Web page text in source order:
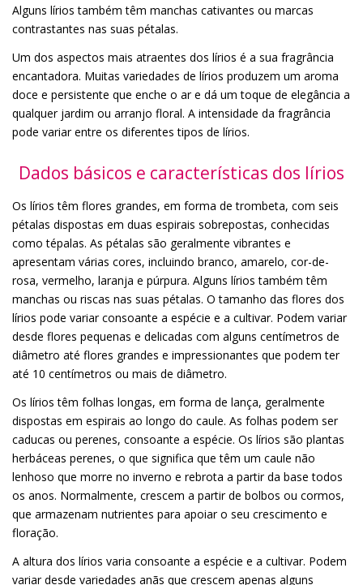
Alguns lírios também têm manchas cativantes ou marcas
contrastantes nas suas pétalas.
Um dos aspectos mais atraentes dos lírios é a sua fragrância
encantadora. Muitas variedades de lírios produzem um aroma
doce e persistente que enche o ar e dá um toque de elegância a
qualquer jardim ou arranjo floral. A intensidade da fragrância
pode variar entre os diferentes tipos de lírios.
Dados básicos e características dos lírios
Os lírios têm flores grandes, em forma de trombeta, com seis
pétalas dispostas em duas espirais sobrepostas, conhecidas
como tépalas. As pétalas são geralmente vibrantes e
apresentam várias cores, incluindo branco, amarelo, cor-de-
rosa, vermelho, laranja e púrpura. Alguns lírios também têm
manchas ou riscas nas suas pétalas. O tamanho das flores dos
lírios pode variar consoante a espécie e a cultivar. Podem variar
desde flores pequenas e delicadas com alguns centímetros de
diâmetro até flores grandes e impressionantes que podem ter
até 10 centímetros ou mais de diâmetro.
Os lírios têm folhas longas, em forma de lança, geralmente
dispostas em espirais ao longo do caule. As folhas podem ser
caducas ou perenes, consoante a espécie. Os lírios são plantas
herbáceas perenes, o que significa que têm um caule não
lenhoso que morre no inverno e rebrota a partir da base todos
os anos. Normalmente, crescem a partir de bolbos ou cormos,
que armazenam nutrientes para apoiar o seu crescimento e
floração.
A altura dos lírios varia consoante a espécie e a cultivar. Podem
variar desde variedades anãs que crescem apenas alguns